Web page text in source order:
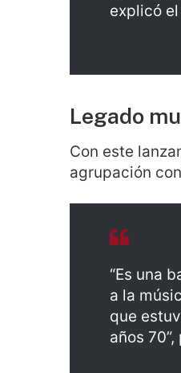
explicó
Legado
Con este
agrupación
“Es una
a la
que
años